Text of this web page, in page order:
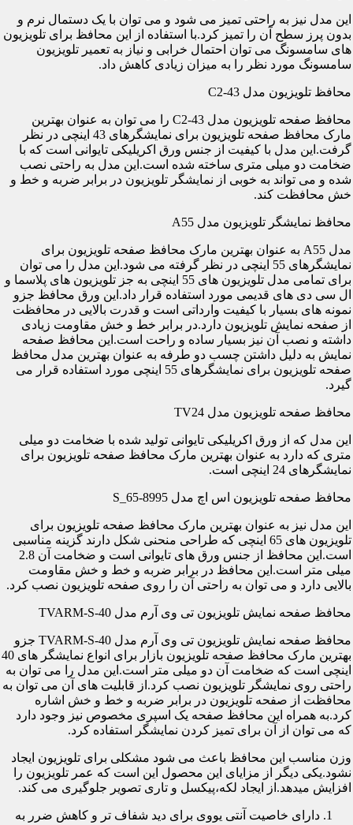
این مدل نیز به راحتی تمیز می شود و می توان با یک دستمال نرم و
بدون پرز سطح آن را تمیز کرد.با استفاده از این محافظ برای تلویزیون
های سامسونگ می توان احتمال خرابی و نیاز به تعمیر تلویزیون
سامسونگ مورد نظر را به میزان زیادی کاهش داد.
محافظ تلویزیون مدل C2-43
محافظ صفحه تلویزیون مدل C2-43 را می توان به عنوان بهترین
مارک محافظ صفحه تلویزیون برای نمایشگرهای 43 اینچی در نظر
گرفت.این مدل با کیفیت از جنس ورق اکریلیکی تایوانی است که با
ضخامت دو میلی متری ساخته شده است.این مدل به راحتی نصب
شده و می تواند به خوبی از نمایشگر تلویزیون در برابر ضربه و خط و
خش محافظت کند.
محافظ نمایشگر تلویزیون مدل A55
مدل A55 به عنوان بهترین مارک محافظ صفحه تلویزیون برای
نمایشگرهای 55 اینچی در نظر گرفته می شود.این مدل را می توان
برای تمامی مدل تلویزیون های 55 اینچی به جز تلویزیون های پلاسما و
ال سی دی های قدیمی مورد استفاده قرار داد.این ورق محافظ جزو
نمونه های بسیار با کیفیت وارداتی است و قدرت بالایی در محافظت
از صفحه نمایش تلویزیون دارد.در برابر خط و خش مقاومت زیادی
داشته و نصب آن نیز بسیار ساده و راحت است.این محافظ صفحه
نمایش به دلیل داشتن چسب دو طرفه به عنوان بهترین مدل محافظ
صفحه تلویزیون برای نمایشگرهای 55 اینچی مورد استفاده قرار می
گیرد.
محافظ صفحه تلویزیون مدل TV24
این مدل که از ورق اکریلیکی تایوانی تولید شده با ضخامت دو میلی
متری که دارد به عنوان بهترین مارک محافظ صفحه تلویزیون برای
نمایشگرهای 24 اینچی است.
محافظ صفحه تلویزیون اس اچ مدل S_65-8995
این مدل نیز به عنوان بهترین مارک محافظ صفحه تلویزیون برای
تلویزیون های 65 اینچی که طراحی منحنی شکل دارند گزینه مناسبی
است.این محافظ از جنس ورق های تایوانی است و ضخامت آن 2.8
میلی متر است.این محافظ در برابر ضربه و خط و خش مقاومت
بالایی دارد و می توان به راحتی آن را روی صفحه تلویزیون نصب کرد.
محافظ صفحه نمایش تلویزیون تی وی آرم مدل TVARM-S-40
محافظ صفحه نمایش تلویزیون تی وی آرم مدل TVARM-S-40 جزو
بهترین مارک محافظ صفحه تلویزیون بازار برای انواع نمایشگر های 40
اینچی است که ضخامت آن دو میلی متر است.این مدل را می توان به
راحتی روی نمایشگر تلویزیون نصب کرد.از قابلیت های آن می توان به
محافظت از صفحه تلویزیون در برابر ضربه و خط و خش اشاره
کرد.به همراه این محافظ صفحه یک اسپری مخصوص نیز وجود دارد
که می توان از آن برای تمیز کردن نمایشگر استفاده کرد.
وزن مناسب این محافظ باعث می شود مشکلی برای تلویزیون ایجاد
نشود.یکی دیگر از مزایای این محصول این است که عمر تلویزیون را
افزایش میدهد.از ایجاد لکه،پیکسل و تاری تصویر جلوگیری می کند.
دارای خاصیت آنتی یووی برای دید شفاف تر و کاهش ضرر به